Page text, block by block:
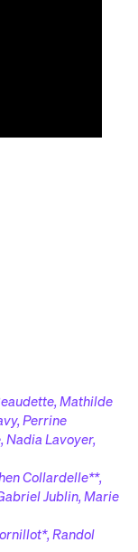
Mathilde
Perrine
Nadia Lavoyer,
Collardelle**,
Jublin, Marie
Randol